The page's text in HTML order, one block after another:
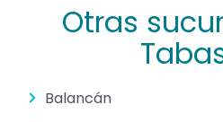
Otras
Balancán